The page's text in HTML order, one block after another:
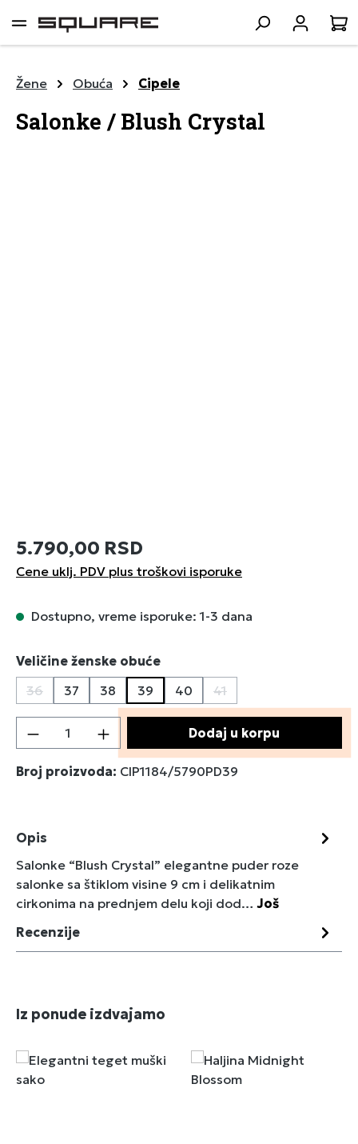
sadržaj
Žene Obuća Cipele
Salonke / Blush Crystal
5.790,00 RSD
Cene uklj. PDV plus troškovi isporuke
Dostupno, vreme isporuke: 1-3 dana
Izaberi
Veličine ženske obuće
36
(Ova opcija trenutno nije dostupna.)
37 38 39 40 41
(Ova opcija trenutno
Količina proizvoda: Unesite željenu
Dodaj u korpu
Broj proizvoda: CIP1184/5790PD39
Opis
Salonke “Blush Crystal” elegantne puder roze
salonke sa štiklom visine 9 cm i delikatnim
cirkonima na prednjem delu koji dod…Još
Recenzije
Preskoči galeriju proizvoda
Iz ponude izdvajamo